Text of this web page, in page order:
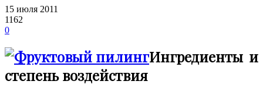
15 июля 2011
1162
0
Ингредиенты и
степень воздействия